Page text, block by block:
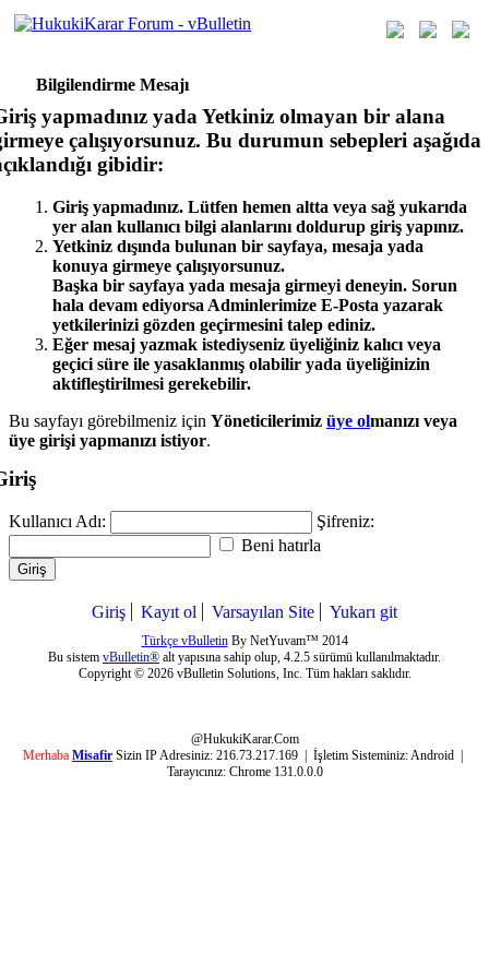
Bilgilendirme Mesajı
yapmadınız yada Yetkiniz olmayan bir alana
çalışıyorsunuz. Bu durumun sebepleri aşağıda
gibidir:
Giriş yapmadınız. Lütfen hemen altta veya sağ yukarıda
yer alan kullanıcı bilgi alanlarını doldurup giriş yapınız.
Yetkiniz dışında bulunan bir sayfaya, mesaja yada
konuya girmeye çalışıyorsunuz.
Başka bir sayfaya yada mesaja girmeyi deneyin. Sorun
hala devam ediyorsa Adminlerimize E-Posta yazarak
yetkilerinizi gözden geçirmesini talep ediniz.
Eğer mesaj yazmak istediyseniz üyeliğiniz kalıcı veya
geçici süre ile yasaklanmış olabilir yada üyeliğinizin
aktifleştirilmesi gerekebilir.
Bu sayfayı görebilmeniz için Yöneticilerimiz üye olmanızı veya
üye girişi yapmanızı istiyor.
Kullanıcı Adı:
Şifreniz:
Beni hatırla
Giriş
Giriş Kayıt ol Varsayılan Site Yukarı git
Türkçe vBulletinBy NetYuvam™ 2014
Bu sistem vBulletin® alt yapısına sahip olup, 4.2.5 sürümü kullanılmaktadır.
Copyright © 2026 vBulletin Solutions, Inc. Tüm hakları saklıdır.
@HukukiKarar.Com
Merhaba Misafir Sizin IP Adresiniz: 216.73.217.169 | İşletim Sisteminiz:Android
Tarayıcınız: Chrome 131.0.0.0